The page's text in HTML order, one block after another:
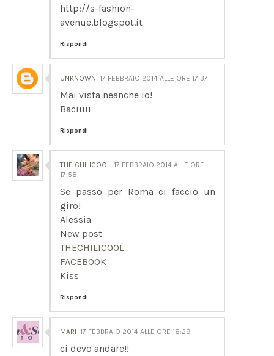
http://s-fashion-
avenue.blogspot.it
Rispondi
UNKNOWN 17 FEBBRAIO 2014 ALLE ORE 17:37
Mai vista neanche io!
Baciiiii
Rispondi
THE CHILICOOL 17 FEBBRAIO 2014 ALLE ORE
17:58
Se passo per Roma ci faccio un
giro!
Alessia
New post
THECHILICOOL
FACEBOOK
Kiss
Rispondi
MARI 17 FEBBRAIO 2014 ALLE ORE 18:29
ci devo andare!!